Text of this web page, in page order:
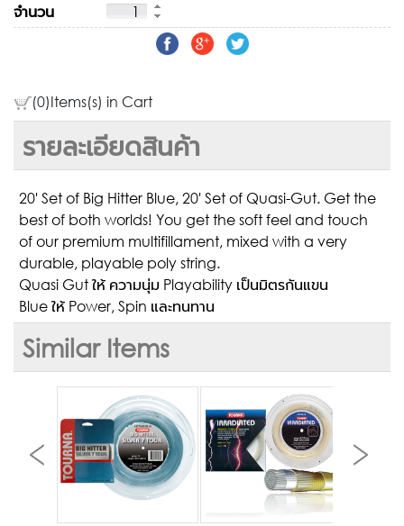
จำนวน
(0)Items(s) in Cart
รายละเอียดสินค้า
20' Set of Big Hitter Blue, 20' Set of Quasi-Gut. Get the
best of both worlds! You get the soft feel and touch
of our premium multifillament, mixed with a very
durable, playable poly string.
Quasi Gut ให้ ความนุ่ม Playability เป็นมิตรกันแขน
Blue ให้ Power, Spin และทนทาน
Similar Items